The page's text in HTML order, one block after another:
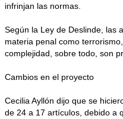
infrinjan las normas.
Según la Ley de Deslinde, las
materia penal como
complejidad, sobre todo, son
Cambios en el proyecto
Cecilia Ayllón dijo que se
de 24 a 17 artículos, debido a